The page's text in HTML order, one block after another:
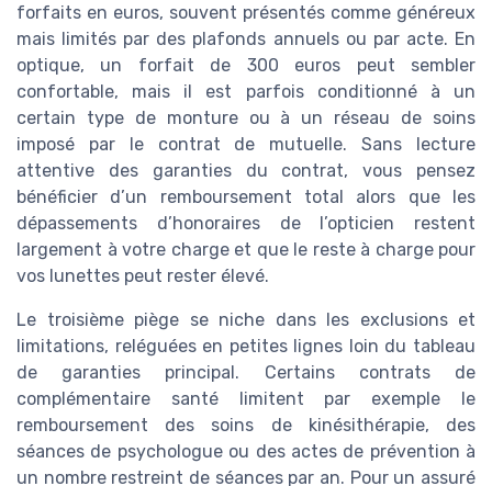
forfaits en euros, souvent présentés comme généreux
mais limités par des plafonds annuels ou par acte. En
optique, un forfait de 300 euros peut sembler
confortable, mais il est parfois conditionné à un
certain type de monture ou à un réseau de soins
imposé par le contrat de mutuelle. Sans lecture
attentive des garanties du contrat, vous pensez
bénéficier d’un remboursement total alors que les
dépassements d’honoraires de l’opticien restent
largement à votre charge et que le reste à charge pour
vos lunettes peut rester élevé.
Le troisième piège se niche dans les exclusions et
limitations, reléguées en petites lignes loin du tableau
de garanties principal. Certains contrats de
complémentaire santé limitent par exemple le
remboursement des soins de kinésithérapie, des
séances de psychologue ou des actes de prévention à
un nombre restreint de séances par an. Pour un assuré